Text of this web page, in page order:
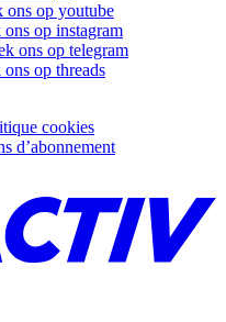
ons op youtube
ons op instagram
ons op telegram
op threads
cookies
d’abonnement